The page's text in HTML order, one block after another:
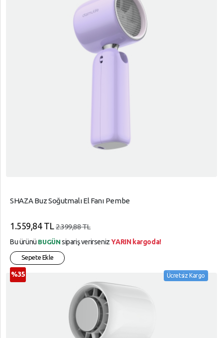
SHAZA Buz Soğutmalı El Fanı Pembe
1.559,84 TL2.399,88 TL
Bu ürünü BUGÜN sipariş verirsenizYARIN kargoda!
Sepete Ekle
Ücretsiz Kargo
%35